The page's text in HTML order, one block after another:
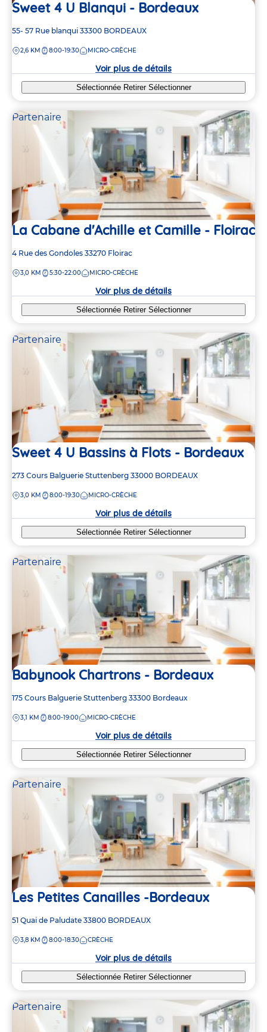
Sweet 4 U Blanqui - Bordeaux
Adresse
la
55- 57 Rue blanqui 33300 BORDEAUX
DISTANCE
2,6 KM 8:00-19:30 MICRO-CRÈCHE
Voir plus de détails
Sélectionnée Retirer Sélectionner
Partenaire
La Cabane d'Achille et Camille - Floirac
Adresse
la
4 Rue des Gondoles 33270 Floirac
DISTANCE
3,0 KM 5:30-22:00 MICRO-CRÈCHE
Voir plus de détails
Sélectionnée Retirer Sélectionner
Partenaire
Sweet 4 U Bassins à Flots - Bordeaux
Adresse
la
273 Cours Balguerie Stuttenberg 33000 BORDEAUX
DISTANCE
3,0 KM 8:00-19:30 MICRO-CRÈCHE
Voir plus de détails
Sélectionnée Retirer Sélectionner
Partenaire
Babynook Chartrons - Bordeaux
Adresse
la
175 Cours Balguerie Stuttenberg 33300 Bordeaux
DISTANCE
3,1 KM 8:00-19:00 MICRO-CRÈCHE
Voir plus de détails
Sélectionnée Retirer Sélectionner
Partenaire
Les Petites Canailles -Bordeaux
Adresse
la
51 Quai de Paludate 33800 BORDEAUX
DISTANCE
3,8 KM 8:00-18:30 CRÈCHE
Voir plus de détails
Sélectionnée Retirer Sélectionner
Partenaire
2
2